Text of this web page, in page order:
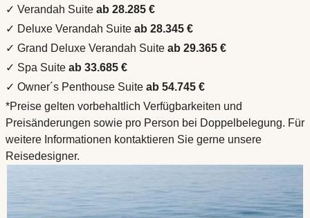
✓ Verandah Suite ab 28.285 €
✓ Deluxe Verandah Suite ab 28.345 €
✓ Grand Deluxe Verandah Suite ab 29.365 €
✓ Spa Suite ab 33.685 €
✓ Owner´s Penthouse Suite ab 54.745 €
*Preise gelten vorbehaltlich Verfügbarkeiten und
Preisänderungen sowie pro Person bei Doppelbelegung. Für
weitere Informationen kontaktieren Sie gerne unsere
Reisedesigner.